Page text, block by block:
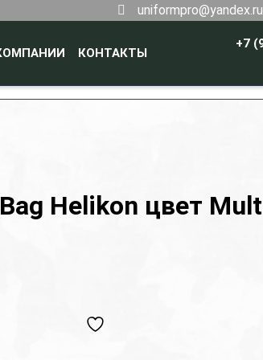
uniformpro@yandex.ru
КОНТАКТЫ
+7
Helikon цвет